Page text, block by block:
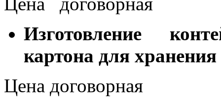
Изготовление
картона для
Цена договорная